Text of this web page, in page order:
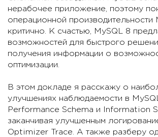
нерабочее приложение, поэтому
операционной производительности
критично. К счастью, MySQL 8
возможностей для быстрого
получения информации о
оптимизации.
В этом докладе я расскажу о
улучшениях наблюдаемости в
Performance Schema и Information
заканчивая улучшенным
Optimizer Trace. А также разберу